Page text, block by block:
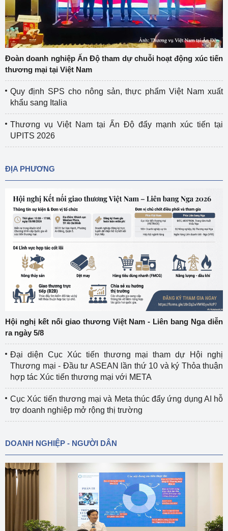
Đoàn doanh nghiệp Ấn Độ tham dự chuỗi hoạt động xúc tiến
thương mại tại Việt Nam
Quy định SPS cho nông sản, thực phẩm Việt Nam xuất
khẩu sang Italia
Thương vụ Việt Nam tại Ấn Độ đẩy mạnh xúc tiến tại
UPITS 2026
ĐỊA PHƯƠNG
Hội nghị kết nối giao thương Việt Nam - Liên bang Nga diễn
ra ngày 5/8
Đại diện Cục Xúc tiến thương mại tham dự Hội nghị
Thương mại - Đầu tư ASEAN lần thứ 10 và ký Thỏa thuận
hợp tác Xúc tiến thương mại với META
Cục Xúc tiến thương mại và Meta thúc đẩy ứng dụng AI hỗ
trợ doanh nghiệp mở rộng thị trường
DOANH NGHIỆP - NGƯỜI DÂN